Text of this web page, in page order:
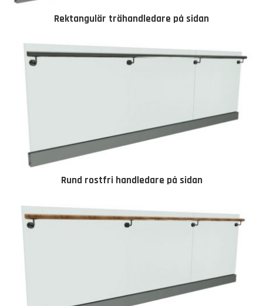
Rektangulär trähandledare på sidan
Rund rostfri handledare på sidan